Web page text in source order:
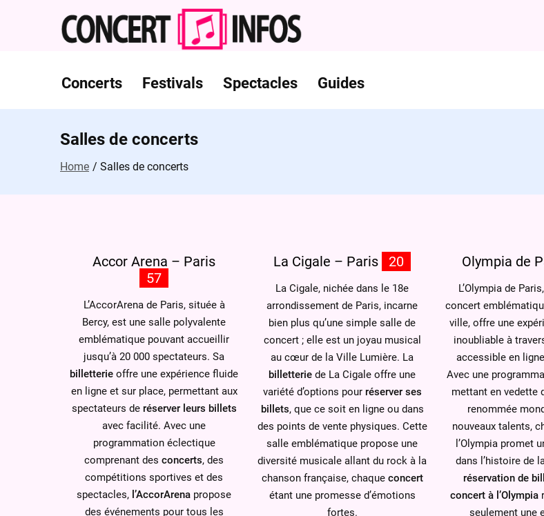
Concerts Festivals Spectacles Guides
Salles de concerts
Home Salles de concerts
Accor Arena – Paris
57
L’AccorArena de Paris, située à
Bercy, est une salle polyvalente
emblématique pouvant accueillir
jusqu’à 20 000 spectateurs. Sa
billetterie offre une expérience fluide
en ligne et sur place, permettant aux
spectateurs de réserver leurs billets
avec facilité. Avec une
programmation éclectique
comprenant desconcerts, des
compétitions sportives et des
spectacles, l’AccorArena propose
des événements pour tous les
La Cigale – Paris 20
La Cigale, nichée dans le 18e
arrondissement de Paris, incarne
bien plus qu’une simple salle de
concert ; elle est un joyau musical
au cœur de la Ville Lumière. La
billetterie de La Cigale offre une
variété d’options pour réserver ses
billets, que ce soit en ligne ou dans
des points de vente physiques. Cette
salle emblématique propose une
diversité musicale allant du rock à la
chanson française, chaque concert
étant une promesse d’émotions
fortes.
Olympia de
L’Olympia de
concert
ville, offre une
inoubliable à
accessible en
Avec une
mettant en vedette
renommée
nouveaux talents,
l’Olympia promet
dans l’histoire de
réservation de
concert à l’Olympia
seulement une